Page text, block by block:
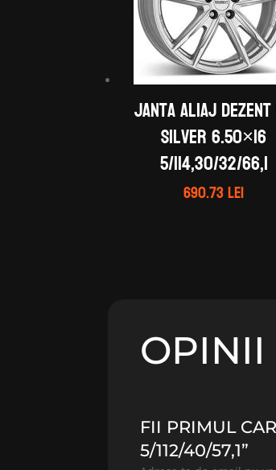
Janta aliaj DEZENT
silver 6.50×16
5/114,30/32/66,1
690.73lei
OPINII
FII PRIMUL
5/112/40/57,1”